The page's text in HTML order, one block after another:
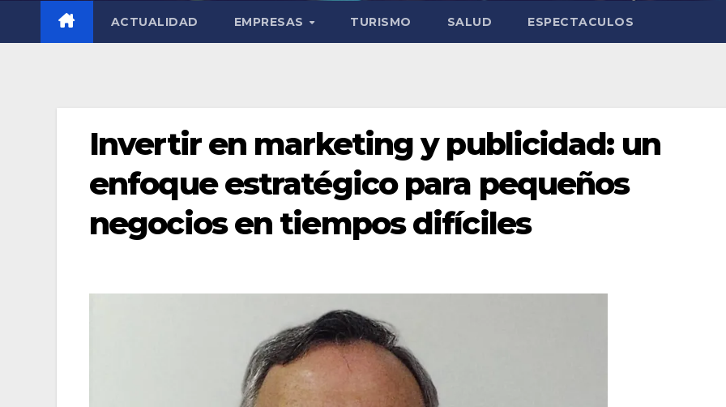
ACTUALIDAD EMPRESAS TURISMO SALUD ESPECTACULOS
Invertir en marketing y publicidad: un
enfoque estratégico para pequeños
negocios en tiempos difíciles